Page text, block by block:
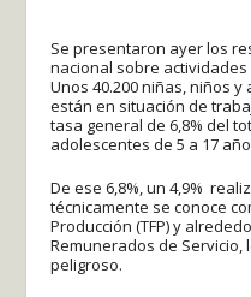
Se presentaron ayer los
nacional sobre
Unos 40.200 niñas, niños
están en situación de
tasa general de 6,8% del
adolescentes de 5 a 17
De ese 6,8%, un 4,9%
técnicamente se conoce
Producción (TFP) y
Remunerados de Servicio,
peligroso.